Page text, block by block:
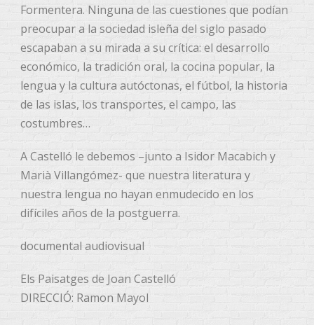
Formentera. Ninguna de las cuestiones que podían
preocupar a la sociedad isleña del siglo pasado
escapaban a su mirada a su crítica: el desarrollo
económico, la tradición oral, la cocina popular, la
lengua y la cultura autóctonas, el fútbol, la historia
de las islas, los transportes, el campo, las
costumbres…
A Castelló le debemos –junto a Isidor Macabich y
Marià Villangómez- que nuestra literatura y
nuestra lengua no hayan enmudecido en los
difíciles años de la postguerra.
documental audiovisual
Els Paisatges de Joan Castelló
DIRECCIÓ: Ramon Mayol